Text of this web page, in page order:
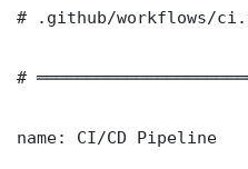
# .github/workflows/
#
name: CI/CD Pipeline